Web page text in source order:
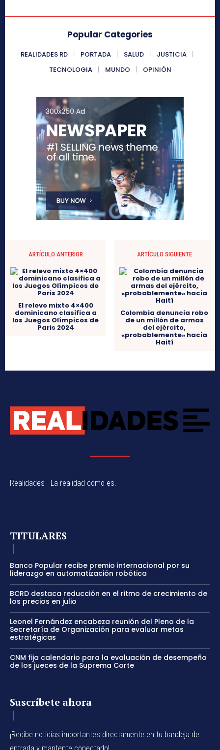
Popular Categories
REALIDADES RD PORTADA SALUD
JUSTICIA
TECNOLOGIA
MUNDO OPINIÓN
ARTÍCULO ANTERIOR
El relevo mixto 4×400
dominicano clasifica a
los Juegos Olímpicos de
Paris 2024
ARTÍCULO SIGUIENTE
Colombia denuncia robo
de un millón de armas
del ejército,
«probablemente» hacia
Haití
Realidades - La realidad como es.
TITULARES
Banco Popular recibe premio internacional por su
liderazgo en automatización robótica
BCRD destaca reducción en el ritmo de crecimiento de
los precios en julio
Leonel Fernández encabeza reunión del Pleno de la
Secretaría de Organización para evaluar metas
estratégicas
CNM fija calendario para la evaluación de desempeño
de los jueces de la Suprema Corte
Suscríbete ahora
¡Recibe noticias importantes directamente en tu bandeja de